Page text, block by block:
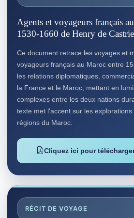
Agents et voyageurs français
1530-1660 de Henry de
Ce document retrace les voyages et
voyageurs français au Maroc entre
les relations diplomatiques,
la France et le Maroc, mettant en
complexes entre les deux nations
texte met l'accent sur les
régions du Maroc.
Cliquez ici pour
RÉCIT DE VOYAGE